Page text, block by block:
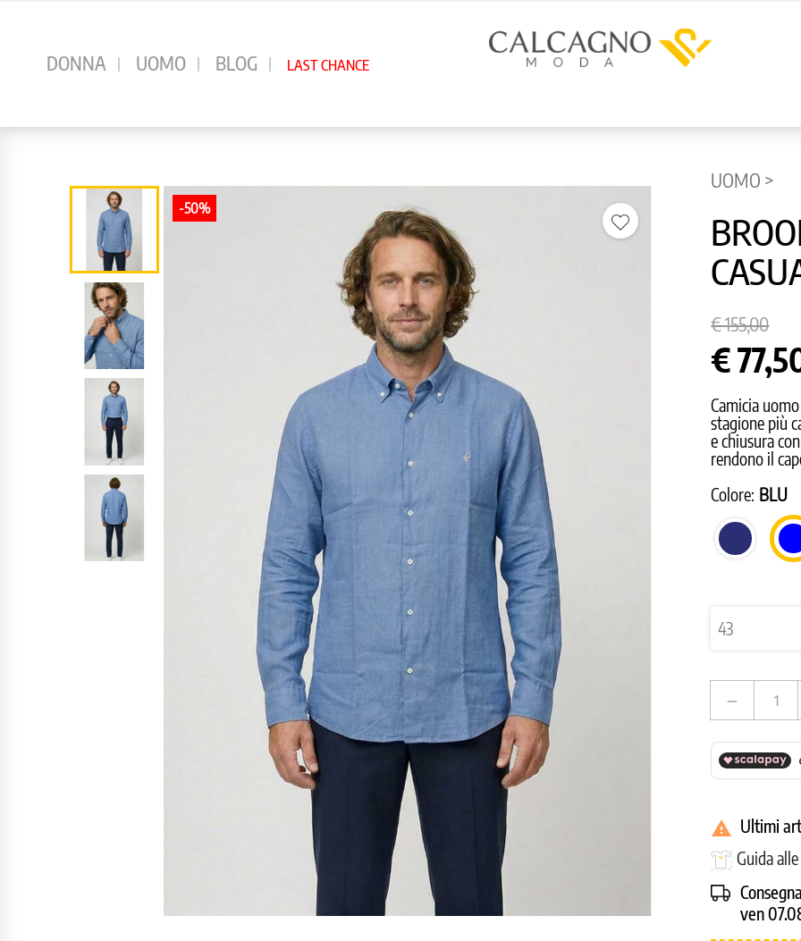
DONNA UOMO BLOG LAST CHANCE
-50%
UOMO >
€ 155,00
€
Camicia
stagione più
e chiusura
rendono il
Colore: BLU
BLU
SCURO
remove
 Ultimi
Guida
ven